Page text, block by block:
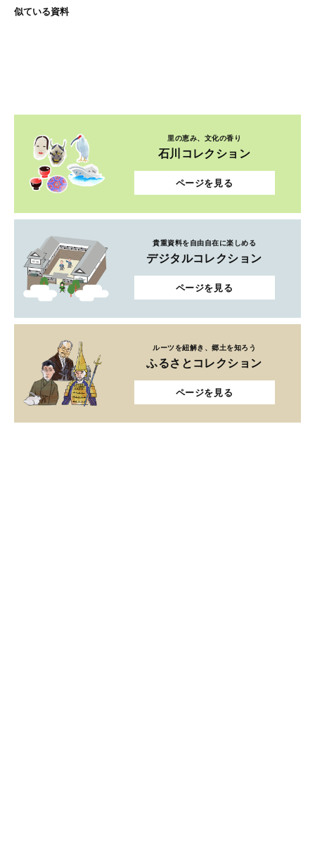
似ている資料
里の恵み、文化の香り
石川コレクション
ページを見る
貴重資料を自由自在に楽しめる
デジタルコレクション
ページを見る
ルーツを紐解き、郷土を知ろう
ふるさとコレクション
ページを見る